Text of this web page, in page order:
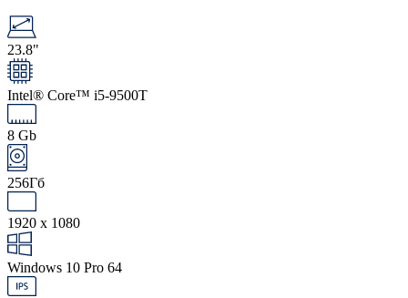
23.8"
Intel® Core™ i5-9500T
8 Gb
256Гб
1920 x 1080
Windows 10 Pro 64